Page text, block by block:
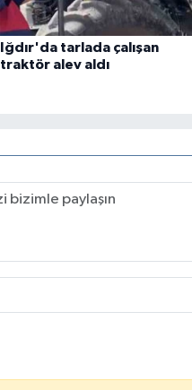
Iğdır'da tarlada çalışan
traktör alev aldı